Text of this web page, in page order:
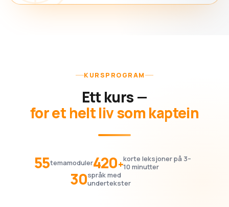
KURSPROGRAM
Ett kurs —
for et helt liv som kaptein
55temamoduler420+korte leksjoner på 3–
10 minutter
30språk med
undertekster